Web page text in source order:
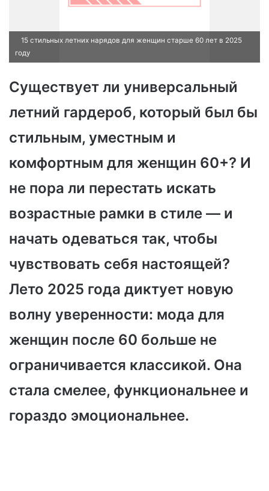
15 стильных летних нарядов для женщин старше 60 лет в 2025
году
Существует ли универсальный
летний гардероб, который был бы
стильным, уместным и
комфортным для женщин 60+? И
не пора ли перестать искать
возрастные рамки в стиле — и
начать одеваться так, чтобы
чувствовать себя настоящей?
Лето 2025 года диктует новую
волну уверенности: мода для
женщин после 60 больше не
ограничивается классикой. Она
стала смелее, функциональнее и
гораздо эмоциональнее.